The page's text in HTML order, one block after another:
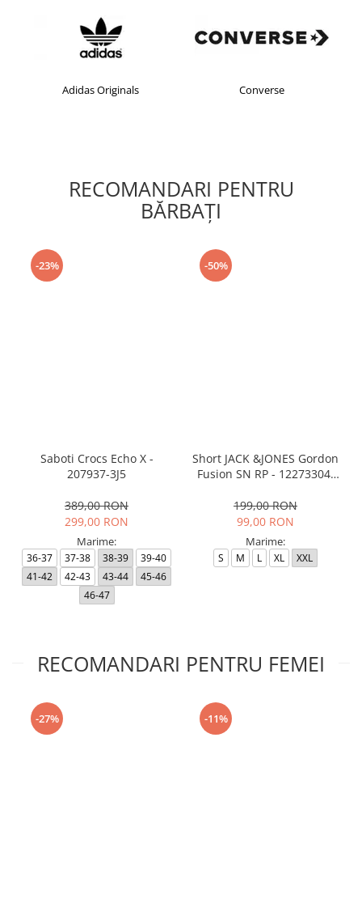
Adidas Originals Converse
RECOMANDARI PENTRU
BĂRBAŢI
-23%
Saboti Crocs Echo X -
207937-3J5
389,00 RON
299,00 RON
Marime:
36-37 37-38 38-39
39-40
41-42
42-43 43-44
45-46
46-47
-50%
Short JACK &JONES Gordon
Fusion SN RP - 12273304-
199,00 RON
99,00 RON
Marime:
S M L XL XXL
RECOMANDARI PENTRU FEMEI
-27% -11%